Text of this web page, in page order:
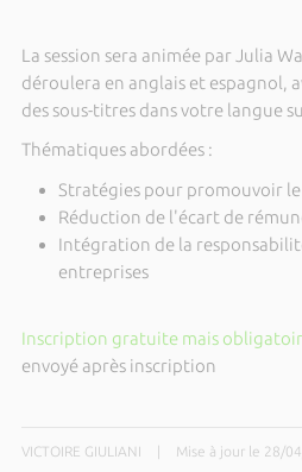
La session sera animée par Julia
déroulera en anglais et espagnol,
des sous-titres dans votre langue
Thématiques abordées :
Stratégies pour promouvoir
Réduction de l'écart de
Intégration de la
entreprises
Inscription gratuite mais
envoyé après inscription
VICTOIRE GIULIANI Mise à jour le 28/